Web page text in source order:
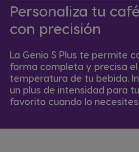
Personaliza tu café
con precisión
La Genio S Plus te permite
forma completa y precisa
temperatura de tu bebida.
un plus de intensidad para
favorito cuando lo